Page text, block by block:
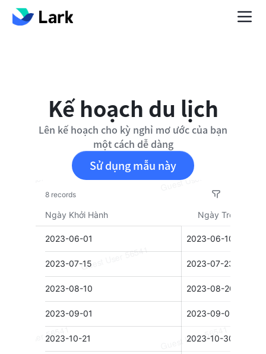
Kế hoạch du lịch
Lên kế hoạch cho kỳ nghỉ mơ ước của bạn
một cách dễ dàng
Sử dụng mẫu này